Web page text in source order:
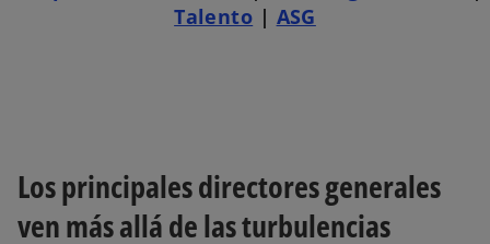
a
p
e
a
p
e
a
p
e
Talento | ASG
Los principales directores generales
ven más allá de las turbulencias